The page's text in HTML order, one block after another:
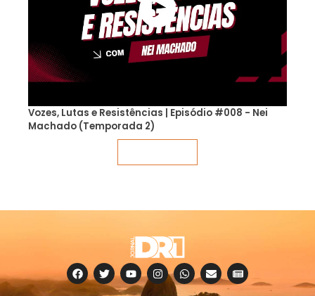
Vozes, Lutas e Resistências | Episódio #008 - Nei
Machado (Temporada 2)